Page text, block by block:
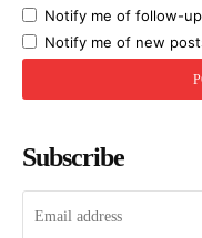
Notify me of follow-
Notify me of new
Subscribe